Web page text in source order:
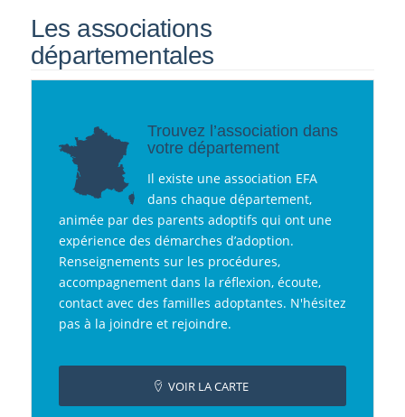
Les associations
départementales
Trouvez l’association dans
votre département
Il existe une association EFA
dans chaque département,
animée par des parents adoptifs qui ont une
expérience des démarches d’adoption.
Renseignements sur les procédures,
accompagnement dans la réflexion, écoute,
contact avec des familles adoptantes. N'hésitez
pas à la joindre et rejoindre.
VOIR LA CARTE